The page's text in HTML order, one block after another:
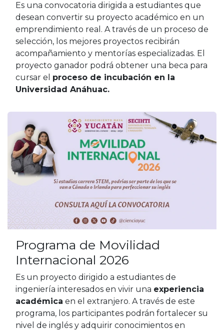
Es una convocatoria dirigida a estudiantes que
desean convertir su proyecto académico en un
emprendimiento real. A través de un proceso de
selección, los mejores proyectos recibirán
acompañamiento y mentorías especializadas. El
proyecto ganador podrá obtener una beca para
cursar el proceso de incubación en la
Universidad Anáhuac.
Programa de Movilidad
Internacional 2026
Es un proyecto dirigido a estudiantes de
ingeniería interesados en vivir una experiencia
académica en el extranjero. A través de este
programa, los participantes podrán fortalecer su
nivel de inglés y adquirir conocimientos en